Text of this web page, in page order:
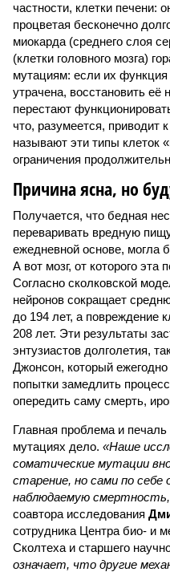
частности, клетки печени:
процветая бесконечно
миокарда (среднего слоя
(клетки головного мозга)
мутациям: если их
утрачена, восстановить её
перестают
что, разумеется, приводит
называют эти типы клеток
ограничения
Причина ясна, но
Получается, что бедная
переваривать вредную
ежедневной основе, могла
А вот мозг, от которого эта
Согласно сколковской
нейронов сокращает
до 194 лет, а повреждение
208 лет. Эти результаты
энтузиастов долголетия,
Джонсон, который
попытки замедлить
опередить саму смерть,
Главная проблема и
мутациях дело. «Наше
соматические мутации
старение, но сами по
наблюдаемую
соавтора исследования
сотрудника Центра био- и
Сколтеха и старшего
означает, что другие